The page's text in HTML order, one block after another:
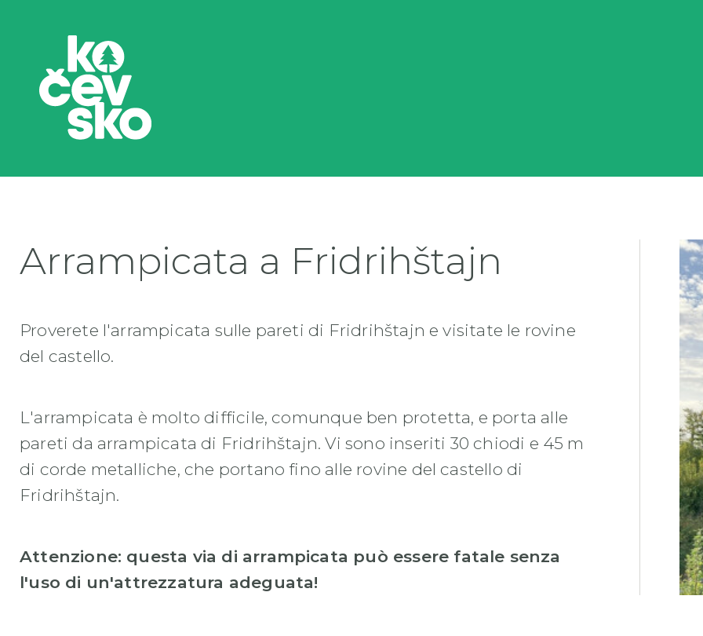
Arrampicata a Fridrihštajn
Proverete l'arrampicata sulle pareti di Fridrihštajn e visitate le rovine
del castello.
L'arrampicata è molto difficile, comunque ben protetta, e porta alle
pareti da arrampicata di Fridrihštajn. Vi sono inseriti 30 chiodi e 45 m
di corde metalliche, che portano fino alle rovine del castello di
Fridrihštajn.
Attenzione: questa via di arrampicata può essere fatale senza
l'uso di un'attrezzatura adeguata!